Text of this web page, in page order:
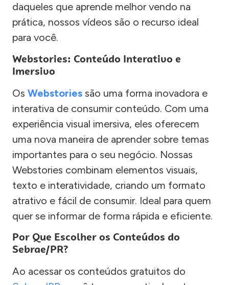
daqueles que aprende melhor vendo na
prática, nossos vídeos são o recurso ideal
para você.
Webstories: Conteúdo Interativo e
Imersivo
Os Webstories são uma forma inovadora e
interativa de consumir conteúdo. Com uma
experiência visual imersiva, eles oferecem
uma nova maneira de aprender sobre temas
importantes para o seu negócio. Nossas
Webstories combinam elementos visuais,
texto e interatividade, criando um formato
atrativo e fácil de consumir. Ideal para quem
quer se informar de forma rápida e eficiente.
Por Que Escolher os Conteúdos do
Sebrae/PR?
Ao acessar os conteúdos gratuitos do